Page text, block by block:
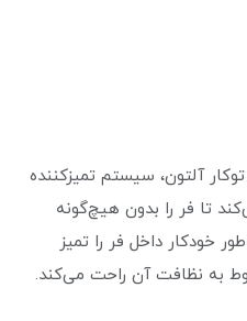
آلتون، سیستم تمیزکننده
تا فر را بدون هیچ‌گونه
خودکار داخل فر را تمیز
به نظافت آن راحت می‌کند.